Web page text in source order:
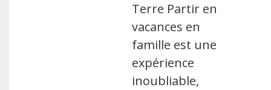
Terre Partir en
vacances en
famille est une
expérience
inoubliable,